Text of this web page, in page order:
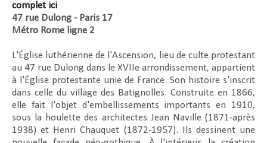
complet ici
47 rue Dulong - Paris 17
Métro Rome ligne 2
L'Église luthérienne de l'Ascension, lieu de culte protestant
au 47 rue Dulong dans le XVIIe arrondissement, appartient
à l'Église protestante unie de France. Son histoire s'inscrit
dans celle du village des Batignolles. Construite en 1866,
elle fait l'objet d'embellissements importants en 1910,
sous la houlette des architectes Jean Naville (1871-après
1938) et Henri Chauquet (1872-1957). Ils dessinent une